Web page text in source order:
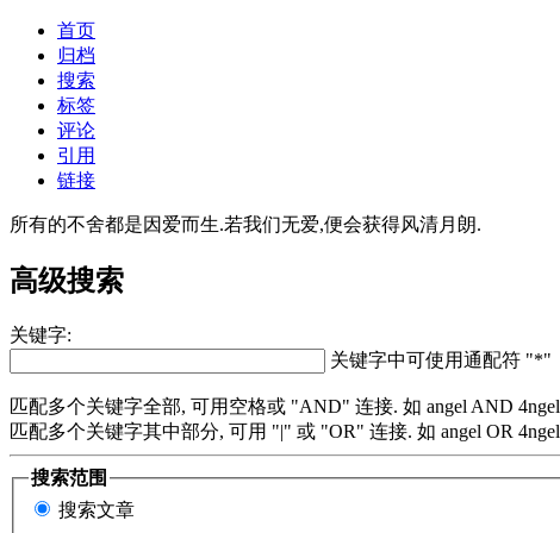
首页
归档
搜索
标签
评论
引用
链接
所有的不舍都是因爱而生.若我们无爱,便会获得风清月朗.
高级搜索
关键字:
关键字中可使用通配符 "*"
匹配多个关键字全部, 可用空格或 "AND" 连接. 如 angel AND 4ngel
匹配多个关键字其中部分, 可用 "|" 或 "OR" 连接. 如 angel OR 4ngel
搜索范围
搜索文章